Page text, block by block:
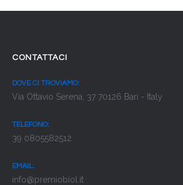
CONTATTACI
DOVE CI TROVIAMO:
Via Ottavio Serena, 37 70126 Bari - Italy
TELEFONO:
39 0805582512
EMAIL:
info@premiobiol.it